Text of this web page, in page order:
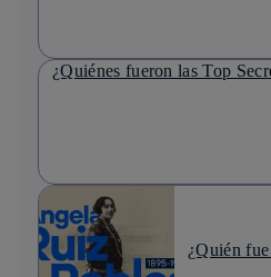
¿Quiénes fueron las Top
¿Quién